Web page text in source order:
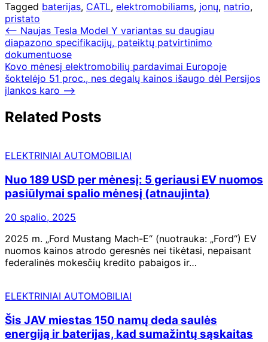
Tagged baterijas, CATL, elektromobiliams, jonų, natrio,
pristato
Navigacija
tarp
įrašų
⟵ Naujas Tesla Model Y variantas su daugiau
diapazono specifikacijų, pateiktų patvirtinimo
dokumentuose
Kovo mėnesį elektromobilių pardavimai Europoje
šoktelėjo 51 proc., nes degalų kainos išaugo dėl Persijos
įlankos karo ⟶
Related Posts
ELEKTRINIAI AUTOMOBILIAI
Nuo 189 USD per mėnesį: 5 geriausi EV nuomos
pasiūlymai spalio mėnesį (atnaujinta)
20 spalio, 2025
2025 m. „Ford Mustang Mach-E“ (nuotrauka: „Ford“) EV
nuomos kainos atrodo geresnės nei tikėtasi, nepaisant
federalinės mokesčių kredito pabaigos ir…
ELEKTRINIAI AUTOMOBILIAI
Šis JAV miestas 150 namų deda saulės
energiją ir baterijas, kad sumažintų sąskaitas